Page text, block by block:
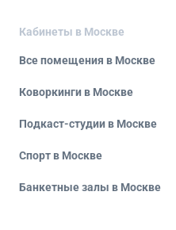
Кабинеты в Москве
Все помещения в Москве
Коворкинги в Москве
Подкаст-студии в Москве
Спорт в Москве
Банкетные залы в Москве